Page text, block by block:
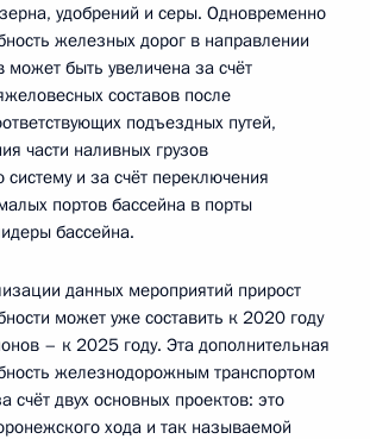
удобрений и серы. Одновременно
железных дорог в направлении
может быть увеличена за счёт
составов после
подъездных путей,
части наливных грузов
систему и за счёт переключения
портов бассейна в порты
бассейна.
данных мероприятий прирост
может уже составить к 2020 году
– к 2025 году. Эта дополнительная
железнодорожным транспортом
счёт двух основных проектов: это
хода и так называемой